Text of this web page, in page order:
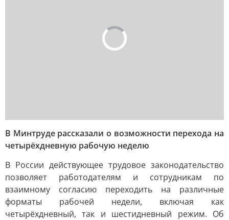
В Минтруде рассказали о возможности перехода на
четырёхдневную рабочую неделю
В России действующее трудовое законодательство
позволяет работодателям и сотрудникам по
взаимному согласию переходить на различные
форматы рабочей недели, включая как
четырёхдневный, так и шестидневный режим. Об